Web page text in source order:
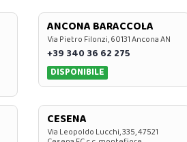
ANCONA BARACCOLA
Via Pietro Filonzi, 60131 Ancona AN
+39 340 36 62 275
DISPONIBILE
CESENA
Via Leopoldo Lucchi, 335, 47521